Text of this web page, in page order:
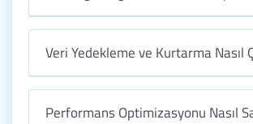
Veri Yedekleme ve Kurtarma Nasıl
Performans Optimizasyonu Nasıl